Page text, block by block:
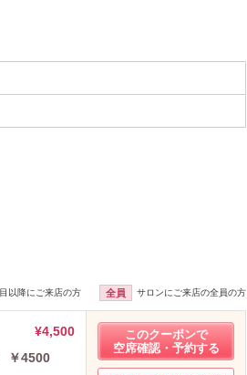
以降にご来店の方 全員 サロンにご来店の全員の方
¥4,500
￥4500
このクーポンで
空席確認・予約する